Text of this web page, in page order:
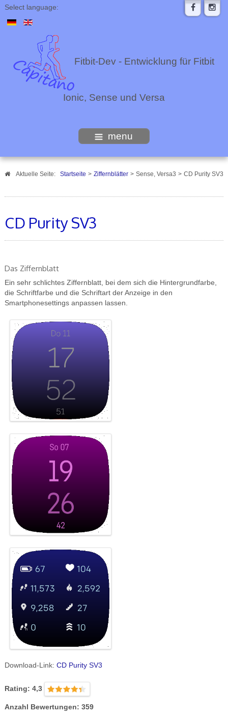
Select language:
Fitbit-Dev - Entwicklung für Fitbit
Ionic, Sense und Versa
menu
Aktuelle Seite: Startseite > Ziffernblätter > Sense, Versa3 > CD Purity SV3
CD Purity SV3
Das Ziffernblatt
Ein sehr schlichtes Ziffernblatt, bei dem sich die Hintergrundfarbe,
die Schriftfarbe und die Schriftart der Anzeige in den
Smartphonesettings anpassen lassen.
Download-Link: CD Purity SV3
Rating: 4,3
Anzahl Bewertungen: 359